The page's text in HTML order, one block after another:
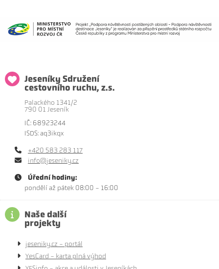
Jeseníky Sdružení
cestovního ruchu, z.s.
Palackého 1341/2
790 01 Jeseník
IČ: 68923244
ISDS: aq3ikqx
+420 583 283 117
info@jeseniky.cz
Úřední hodiny:
pondělí až pátek 08:00 - 16:00
Naše další
projekty
jeseniky.cz - portál
YesCard - karta plná výhod